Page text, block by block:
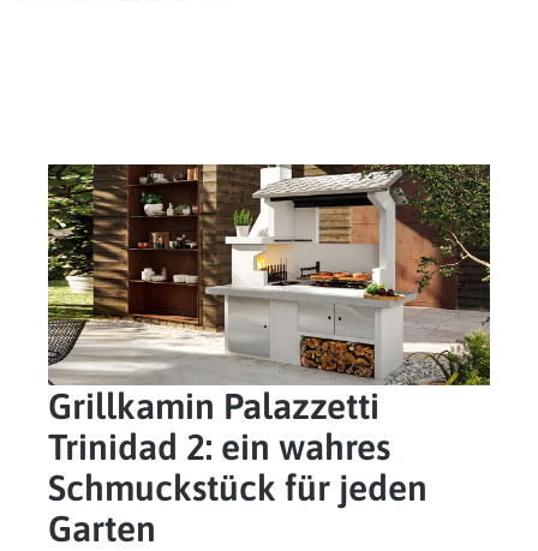
Grillkamin Palazzetti
Trinidad 2: ein wahres
Schmuckstück für jeden
Garten